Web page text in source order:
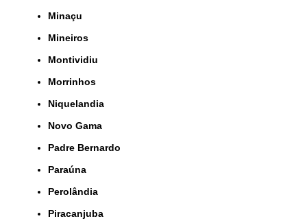
Minaçu
Mineiros
Montividiu
Morrinhos
Niquelandia
Novo Gama
Padre Bernardo
Paraúna
Perolândia
Piracanjuba